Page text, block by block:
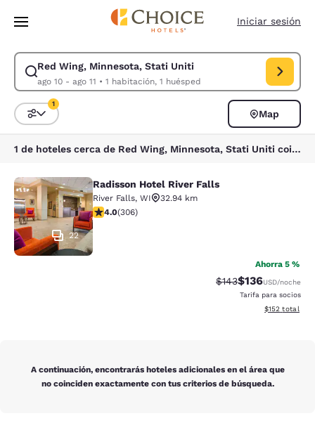
Pasar A Contenido Principal
Iniciar sesión
Red Wing, Minnesota, Stati Uniti
ago 10 - ago 11 • 1 habitación, 1 huésped
Modificar la búsqueda de Red Wing, Minnesota, Stati Uniti. Fecha de
Ordenar y filtrar
1
Map
1 de hoteles cerca de Red Wing, Minnesota, Stati Uniti coinciden con tus filtros
Radisson Hotel River Falls
22
Radisson Hotel River Falls
River Falls, WI
32.94 km
calificación de 3.95 estrellas. Bueno. 306 reseñas
4.0(306)
Ahorra 5 %
Precio tachado:
$143Precio con
$136USD/noche
Tarifa para socios
Ver detalles
$152 total
A continuación, encontrarás hoteles adicionales en el área que
no coinciden exactamente con tus criterios de búsqueda.